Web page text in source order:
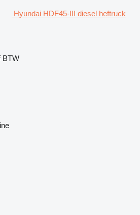
Hyundai HDF45-III diesel heftruck
BTW